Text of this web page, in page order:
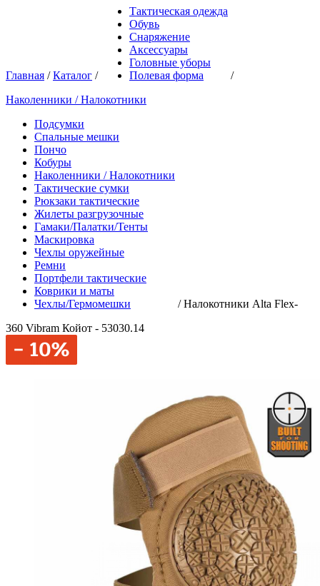
Главная /Каталог /
Тактическая одежда
Обувь
Снаряжение
Аксессуары
Головные уборы
Полевая форма
/
Наколенники / Налокотники
Подсумки
Спальные мешки
Пончо
Кобуры
Наколенники / Налокотники
Тактические сумки
Рюкзаки тактические
Жилеты разгрузочные
Гамаки/Палатки/Тенты
Маскировка
Чехлы оружейные
Ремни
Портфели тактические
Коврики и маты
Чехлы/Гермомешки
/Налокотники Alta Flex-
360 Vibram Койот - 53030.14